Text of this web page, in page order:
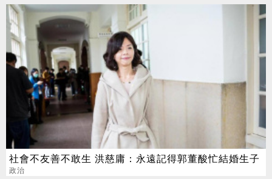
社會不友善不敢生 洪慈庸：永遠記得郭董酸忙結婚生子
政治